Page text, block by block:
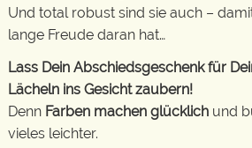
Und total robust sind sie auch –
lange Freude daran hat…
Lass Dein Abschiedsgeschenk für
Lächeln ins Gesicht zaubern!
Denn Farben machen glücklich und
vieles leichter.